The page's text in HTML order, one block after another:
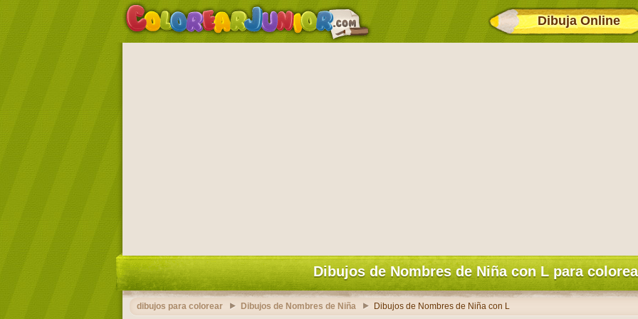
Dibuja Online
Dibujos de Nombres de Niña con L para
dibujos para colorear Dibujos de Nombres de Niña Dibujos de Nombres de Niña con L